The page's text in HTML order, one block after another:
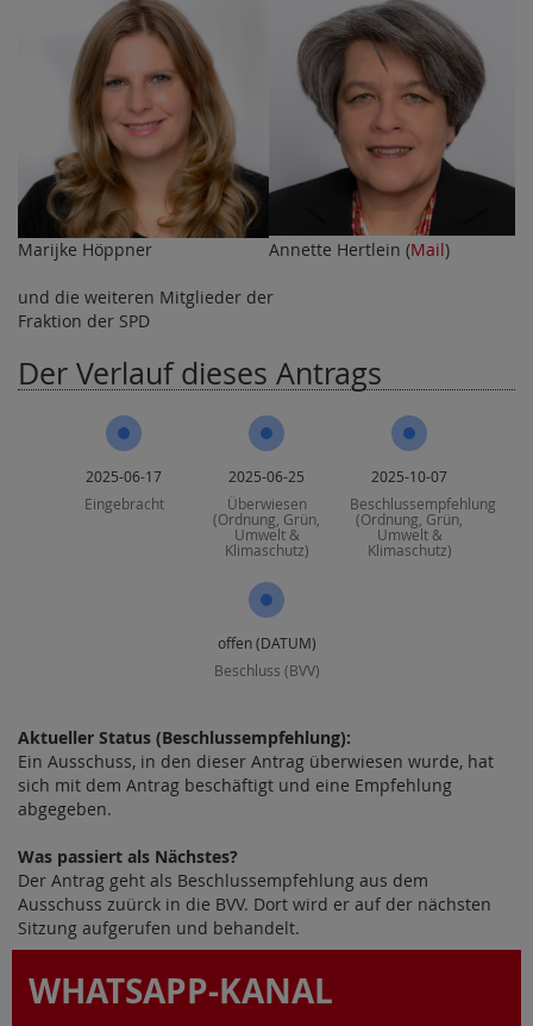
Marijke Höppner Annette Hertlein (Mail)
und die weiteren Mitglieder der
Fraktion der SPD
Der Verlauf dieses Antrags
2025-06-17
Eingebracht
2025-06-25
Überwiesen
(Ordnung, Grün,
Umwelt &
Klimaschutz)
2025-10-07
Beschlussempfehlung
(Ordnung, Grün,
Umwelt &
Klimaschutz)
offen (DATUM)
Beschluss (BVV)
Aktueller Status (Beschlussempfehlung):
Ein Ausschuss, in den dieser Antrag überwiesen wurde, hat
sich mit dem Antrag beschäftigt und eine Empfehlung
abgegeben.
Was passiert als Nächstes?
Der Antrag geht als Beschlussempfehlung aus dem
Ausschuss zuürck in die BVV. Dort wird er auf der nächsten
Sitzung aufgerufen und behandelt.
WHATSAPP-KANAL